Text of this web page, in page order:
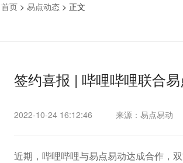
首页 > 易点动态 > 正文
签约喜报 | 哔哩哔哩联合
2022-10-24 16:12:46 来源：易点易动
近期，哔哩哔哩与易点易动达成合作，